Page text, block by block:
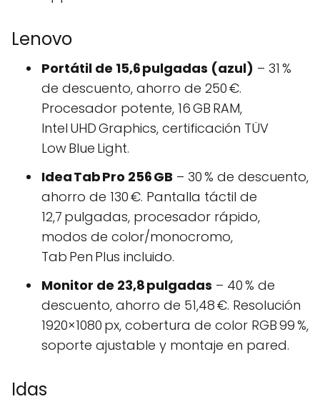
Lenovo
Portátil de 15,6 pulgadas (azul) – 31 %
de descuento, ahorro de 250 €.
Procesador potente, 16 GB RAM,
Intel UHD Graphics, certificación TÜV
Low Blue Light.
Idea Tab Pro 256 GB – 30 % de descuento,
ahorro de 130 €. Pantalla táctil de
12,7 pulgadas, procesador rápido,
modos de color/monocromo,
Tab Pen Plus incluido.
Monitor de 23,8 pulgadas – 40 % de
descuento, ahorro de 51,48 €. Resolución
1920×1080 px, cobertura de color RGB 99 %,
soporte ajustable y montaje en pared.
Idas